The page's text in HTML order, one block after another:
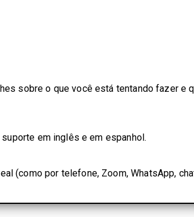
sobre o que você está tentando fazer e
em inglês e em espanhol.
(como por telefone, Zoom, WhatsApp,